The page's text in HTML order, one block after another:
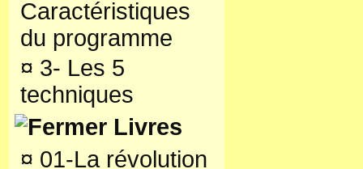
Caractéristiques
du programme
¤ 3- Les 5
techniques
Livres
¤ 01-La révolution